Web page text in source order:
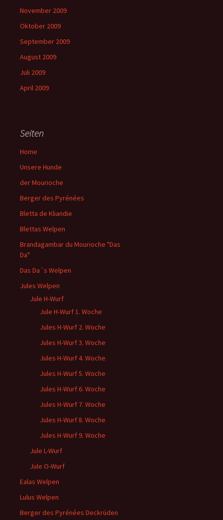
November 2009
Oktober 2009
September 2009
August 2009
Juli 2009
April 2009
Seiten
Home
Unsere Hunde
der Mourioche
Berger des Pyrénées
Bletta de Kliandie
Blettas Welpen
Brandagambar du Mourioche "Das
Da"
Das Da´s Welpen
Jules Welpen
Jule H-Wurf
Jule H-Wurf 1. Woche
Jules H-Wurf 2. Woche
Jules H-Wurf 3. Woche
Jules H-Wurf 4. Woche
Jules H-Wurf 5. Woche
Jules H-Wurf 6. Woche
Jules H-Wurf 7. Woche
Jules H-Wurf 8. Woche
Jules H-Wurf 9. Woche
Jule L-Wurf
Jule O-Wurf
Ealas Welpen
Lulus Welpen
Berger des Pyrénées Deckrüden